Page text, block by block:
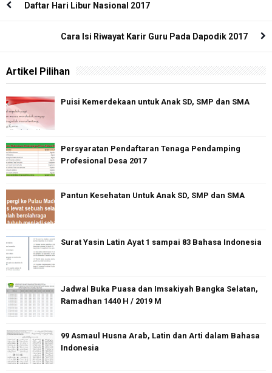
Daftar Hari Libur Nasional 2017
Cara Isi Riwayat Karir Guru Pada Dapodik 2017
Artikel Pilihan
Puisi Kemerdekaan untuk Anak SD, SMP dan SMA
Persyaratan Pendaftaran Tenaga Pendamping
Profesional Desa 2017
Pantun Kesehatan Untuk Anak SD, SMP dan SMA
Surat Yasin Latin Ayat 1 sampai 83 Bahasa Indonesia
Jadwal Buka Puasa dan Imsakiyah Bangka Selatan,
Ramadhan 1440 H / 2019 M
99 Asmaul Husna Arab, Latin dan Arti dalam Bahasa
Indonesia